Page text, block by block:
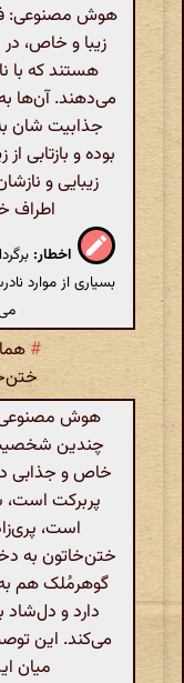
هوش مصنوعی:
زیبا و خاص، در
هستند که با
می‌دهند. آن‌ها
جذابیت شان
بوده و بازتابی
زیبایی و
اطراف
اخطار:
بسیاری از موارد
#
هوش مصنوعی:
چندین
خاص و جذابی
پربرکت است،
است،
ختن‌خاتون به
گوهر‌مُلک هم
دارد و
می‌کند. این
میان